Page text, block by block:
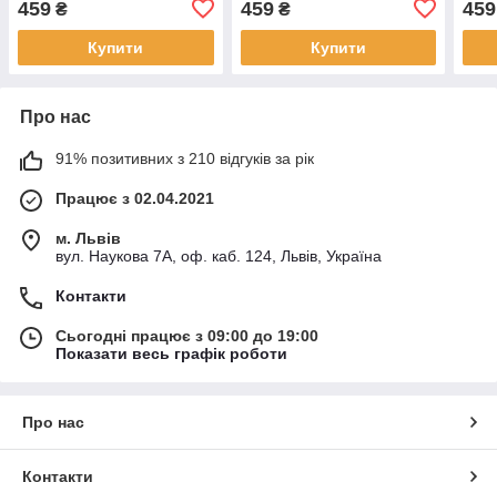
459 ₴
Купити
459₴
Купити
459
Про нас
91% позитивних з 210 відгуків за рік
Працює з 02.04.2021
м. Львів
вул. Наукова 7А, оф. каб. 124, Львів, Україна
Контакти
Сьогодні працює з 09:00 до 19:00
Показати весь графік роботи
Про нас
Контакти